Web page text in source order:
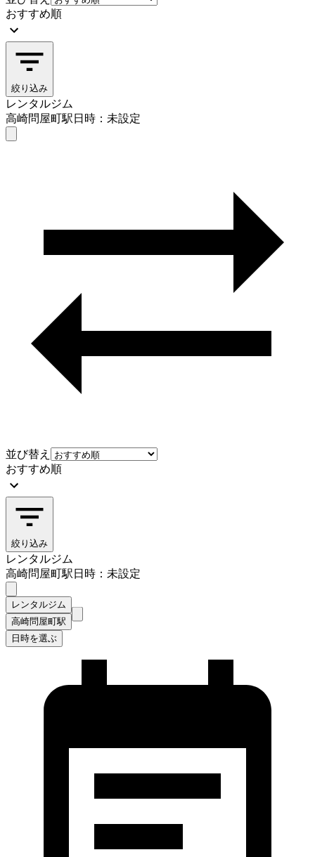
おすすめ順
絞り込み
レンタルジム
高崎問屋町駅日時：未設定
並び替え
おすすめ順
絞り込み
レンタルジム
高崎問屋町駅日時：未設定
レンタルジム
高崎問屋町駅
日時を選ぶ